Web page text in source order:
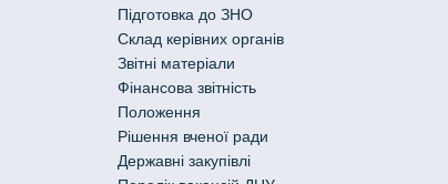
Підготовка до ЗНО
Склад керівних органів
Звітні матеріали
Фінансова звітність
Положення
Рішення вченої ради
Державні закупівлі